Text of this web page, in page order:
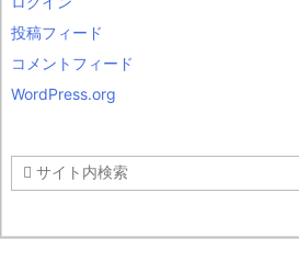
投稿フィード
コメントフィード
WordPress.org